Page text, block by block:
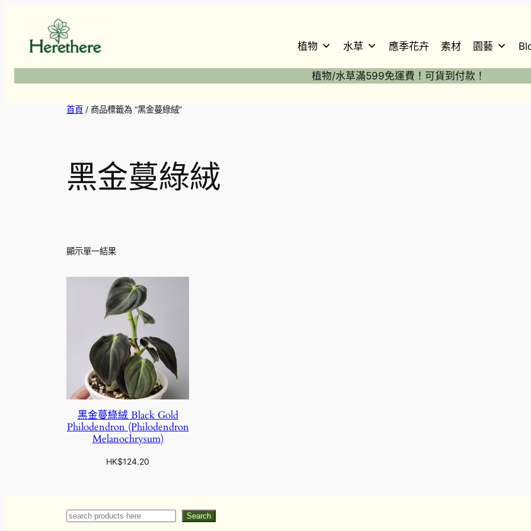
植物 水草 應季花卉 素材 園藝
植物/水草滿599免運費！可貨到付款！
首頁 / 商品標籤為 “黑金蔓綠絨”
黑金蔓綠絨
顯示單一結果
黑金蔓綠絨 Black Gold
Philodendron (Philodendron
Melanochrysum)
HK$124.20
Search Search